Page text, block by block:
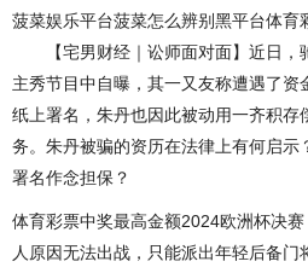
菠菜娱乐平台菠菜怎么辨别黑平台体育
【宅男财经｜讼师面对面】近日，
主秀节目中自曝，其一又友称遭遇了
纸上署名，朱丹也因此被动用一齐积存
务。朱丹被骗的资历在法律上有何启示
署名作念担保？
体育彩票中奖最高金额2024欧洲杯决
人原因无法出战，只能派出年轻后备